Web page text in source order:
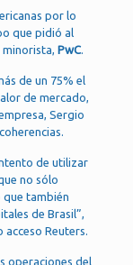
por lo
que pidió al
PwC.
de un 75% el
de mercado,
Sergio
de utilizar
no sólo
que también
de Brasil”,
Reuters.
operaciones del